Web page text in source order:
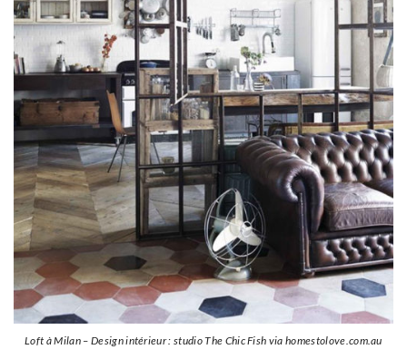
Loft à Milan – Design intérieur : studio The Chic Fish via homestolove.com.au